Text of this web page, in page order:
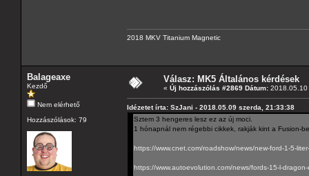
2018 MKV Titanium Magnetic
Balageaxe
Kezdő
Nem elérhető
Hozzászólások: 79
Válasz: MK5 Általános kérdések
« Új hozzászólás #2869 Dátum: 2018.05.10
Idézetet írta: SzJani - 2018.05.09 szerda, 21:33:38
Sztem 3 hengeres lesz ez az új moci.
1 hónapnál nem régebbi cikkek, rakják kint a Fusion-
https://www.cnet.com/roadshow/news/new-ford-1-5-
https://www.autoevolution.com/news/fords-15-l-